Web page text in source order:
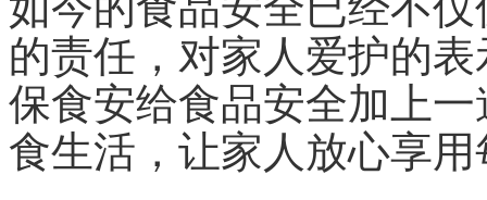
的责任，对家人爱护的
保食安给食品安全加上
食生活，让家人放心享